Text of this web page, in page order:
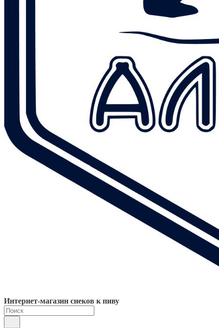
Интернет-магазин снеков к пиву